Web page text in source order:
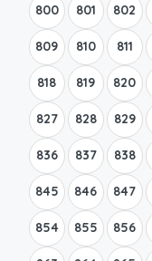
800 801 802
809 810 811
818 819 820
827 828 829
836 837 838
845 846 847
854 855 856